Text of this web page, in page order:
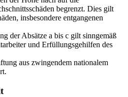
begrenzt. Dies gilt
insbesondere entgangenen
der Absätze a bis c gilt sinngemäß
und Erfüllungsgehilfen des
aus zwingendem nationalem